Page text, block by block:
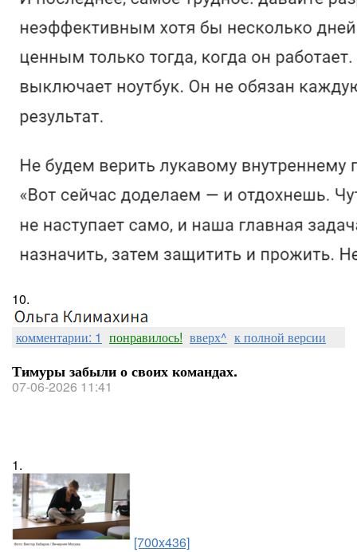
10.
комментарии: 1 понравилось! вверх^ к полной версии
Тимуры забыли о своих командах.
07-06-2026 11:41
1.
[700x436]